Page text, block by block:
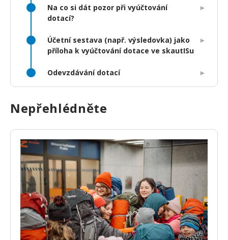
Na co si dát pozor při vyúčtování
dotací?
Účetní sestava (např. výsledovka) jako
příloha k vyúčtování dotace ve skautISu
Odevzdávání dotací
Nepřehlédněte